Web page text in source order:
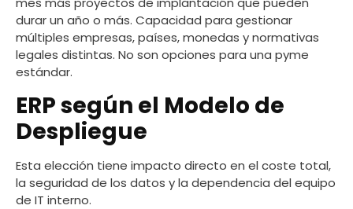
durar un año o más. Capacidad para gestionar
múltiples empresas, países, monedas y normativas
legales distintas. No son opciones para una pyme
estándar.
ERP según el Modelo de
Despliegue
Esta elección tiene impacto directo en el coste total,
la seguridad de los datos y la dependencia del equipo
de IT interno.